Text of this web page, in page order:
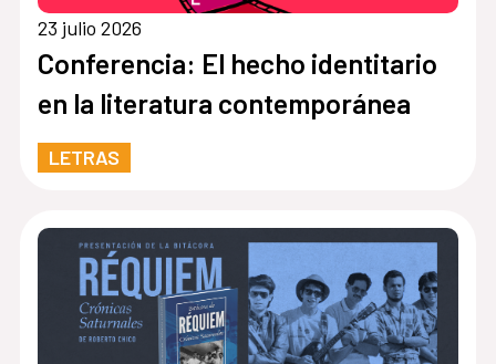
23 julio 2026
Conferencia: El hecho identitario
en la literatura contemporánea
LETRAS